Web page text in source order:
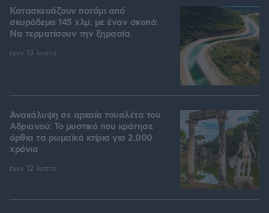
Κατασκευάζουν ποτάμι από
σκυρόδεμα 145 χλμ. με έναν σκοπό:
Να τερματίσουν την ξηρασία
πριν 13 λεπτά
Ανακάλυψη σε αρχαία τουαλέτα του
Αδριανού: Το μυστικό που κράτησε
όρθια τα ρωμαϊκά κτίρια για 2.000
χρόνια
πριν 12 λεπτά